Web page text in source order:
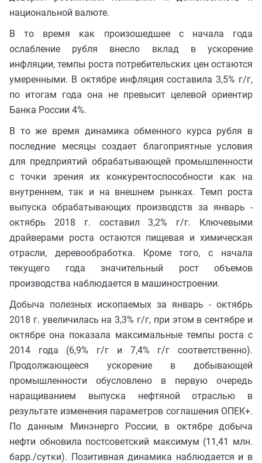
национальной валюте.
В то время как произошедшее с начала года
ослабление рубля внесло вклад в ускорение
инфляции, темпы роста потребительских цен остаются
умеренными. В октябре инфляция составила 3,5% г/г,
по итогам года она не превысит целевой ориентир
Банка России 4%.
В то же время динамика обменного курса рубля в
последние месяцы создает благоприятные условия
для предприятий обрабатывающей промышленности
с точки зрения их конкурентоспособности как на
внутреннем, так и на внешнем рынках. Темп роста
выпуска обрабатывающих производств за январь -
октябрь 2018 г. составил 3,2% г/г. Ключевыми
драйверами роста остаются пищевая и химическая
отрасли, деревообработка. Кроме того, с начала
текущего года значительный рост объемов
производства наблюдается в машиностроении.
Добыча полезных ископаемых за январь - октябрь
2018 г. увеличилась на 3,3% г/г, при этом в сентябре и
октябре она показала максимальные темпы роста с
2014 года (6,9% г/г и 7,4% г/г соответственно).
Продолжающееся ускорение в добывающей
промышленности обусловлено в первую очередь
наращиванием выпуска нефтяной отраслью в
результате изменения параметров соглашения ОПЕК+.
По данным Минэнерго России, в октябре добыча
нефти обновила постсоветский максимум (11,41 млн.
барр./сутки). Позитивная динамика наблюдается и в